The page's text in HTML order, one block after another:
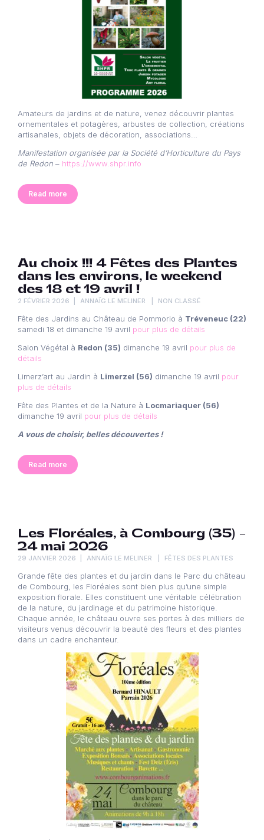
Amateurs de jardins et de nature, venez découvrir plantes
ornementales et potagères, arbustes de collection, créations
artisanales, objets de décoration, associations…
Manifestation organisée par la Société d’Horticulture du Pays
de Redon – https://www.shpr.info
Read more
Au choix !!! 4 Fêtes des Plantes
dans les environs, le weekend
des 18 et 19 avril !
2 FÉVRIER 2026 ANNAÏG LE MELINER NON CLASSÉ
Fête des Jardins au Château de Pommorio à Tréveneuc (22)
samedi 18 et dimanche 19 avril pour plus de détails
Salon Végétal à Redon (35) dimanche 19 avril pour plus de
détails
Limerz’art au Jardin à Limerzel (56) dimanche 19 avril pour
plus de détails
Fête des Plantes et de la Nature à Locmariaquer (56)
dimanche 19 avril pour plus de détails
A vous de choisir, belles découvertes !
Read more
Les Floréales, à Combourg (35) –
24 mai 2026
29 JANVIER 2026 ANNAÏG LE MELINER FÊTES DES PLANTES
Grande fête des plantes et du jardin dans le Parc du château
de Combourg, les Floréales sont bien plus qu’une simple
exposition florale. Elles constituent une véritable célébration
de la nature, du jardinage et du patrimoine historique.
Chaque année, le château ouvre ses portes à des milliers de
visiteurs venus découvrir la beauté des fleurs et des plantes
dans un cadre enchanteur.